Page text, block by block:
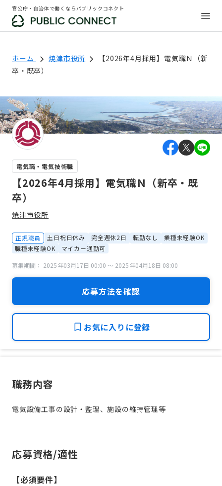
官公庁・自治体で働くならパブリックコネクト
ホーム 焼津市役所
【2026年4月採用】電気職Ｎ（新
卒・既卒）
電気職・電気技術職
【2026年4月採用】電気職Ｎ（新卒・既
卒）
焼津市役所
正規職員 土日祝日休み 完全週休2日 転勤なし
業種未経験OK
職種未経験OK
マイカー通勤可
募集期間： 2025年03月17日 00:00 〜 2025年04月18日 08:00
応募方法を確認
お気に入りに登録
職務内容
電気設備工事の設計・監理、施設の維持管理等
応募資格/適性
【必須要件】